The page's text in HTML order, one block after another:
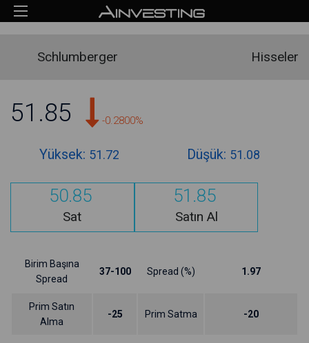
Schlumberger Hisseler
51.85 -0.2800%
Yüksek: 51.72 Düşük: 51.08
50.85
Sat
51.85
Satın Al
Birim Başına
Spread
37-100 Spread (%) 1.97
Prim Satın
Alma
-25 Prim Satma -20